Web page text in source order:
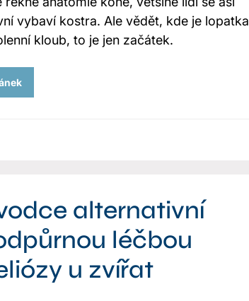
vybaví kostra. Ale vědět, kde je lopatka
kloub, to je jen začátek.
alternativní
léčbou
u zvířat